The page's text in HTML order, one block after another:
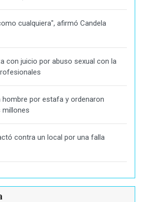
cualquiera", afirmó Candela
con juicio por abuso sexual con la
hombre por estafa y ordenaron
millones
contra un local por una falla